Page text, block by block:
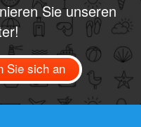
Sie unseren
Sie sich an